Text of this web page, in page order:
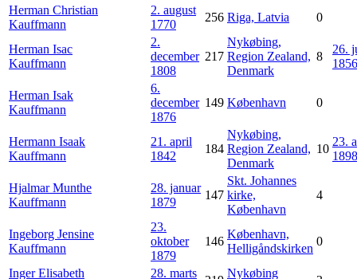
Herman Christian
Kauffmann
2. august
1770
256 Riga, Latvia 0
Herman Isac
Kauffmann
2.
december
1808
217
Nykøbing,
Region Zealand,
Denmark
8
26.
1856
Herman Isak
Kauffmann
6.
december
1876
149 København 0
Hermann Isaak
Kauffmann
21. april
1842
184
Nykøbing,
Region Zealand,
Denmark
10
23.
1898
Hjalmar Munthe
Kauffmann
28. januar
1879
147
Skt. Johannes
kirke,
København
4
Ingeborg Jensine
Kauffmann
23.
oktober
1879
146
København,
Helligåndskirken
0
Inger Elisabeth
28. marts
Nykøbing